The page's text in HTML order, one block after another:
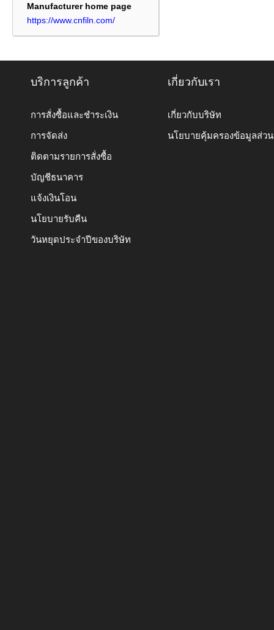
Manufacturer home page
https://www.cnfiln.com/
บริการลูกค้า
การสั่งซื้อและชำระเงิน
การจัดส่ง
ติดตามรายการสั่งซื้อ
บัญชีธนาคาร
แจ้งเงินโอน
นโยบายรับคืน
วันหยุดประจำปีของบริษัท
เกี่ยวกับเรา
เกี่ยวกับบริษัท
นโยบายคุ้มครองข้อมูลส่ว